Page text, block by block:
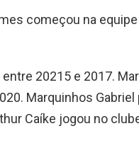
começou na
20215 e 2017.
Marquinhos Gabriel
Caíke jogou no